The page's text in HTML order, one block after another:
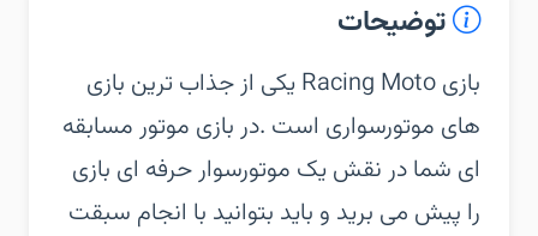
توضیحات
‏‏بازی Racing Moto یکی از جذاب ترین بازی
های موتورسواری است .در بازی موتور مسابقه
ای شما در نقش یک موتورسوار حرفه ای بازی
را پیش می برید و باید بتوانید با انجام سبقت